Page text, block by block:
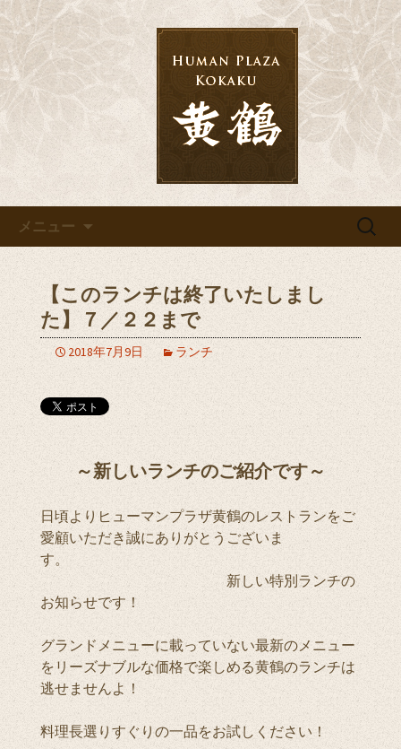
千葉の宴会・結婚式・披露宴な
ら「黄鶴」へ
千葉の宴会・結婚式・披露宴なら「黄
鶴」へ
メニュー
検
【このランチは終了いたしまし
た】７／２２まで
2018年7月9日 ランチ
～新しいランチのご紹介です～
日頃よりヒューマンプラザ黄鶴のレストランをご
愛顧いただき誠にありがとうございま
す。
新しい特別ランチの
お知らせです！
グランドメニューに載っていない最新のメニュー
をリーズナブルな価格で楽しめる黄鶴のランチは
逃せませんよ！
料理長選りすぐりの一品をお試しください！